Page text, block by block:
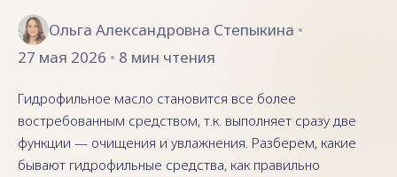
Ольга Александровна Степыкина •
27 мая 2026 • 8 мин чтения
Гидрофильное масло становится все более
востребованным средством, т.к. выполняет сразу две
функции — очищения и увлажнения. Разберем, какие
бывают гидрофильные средства, как правильно